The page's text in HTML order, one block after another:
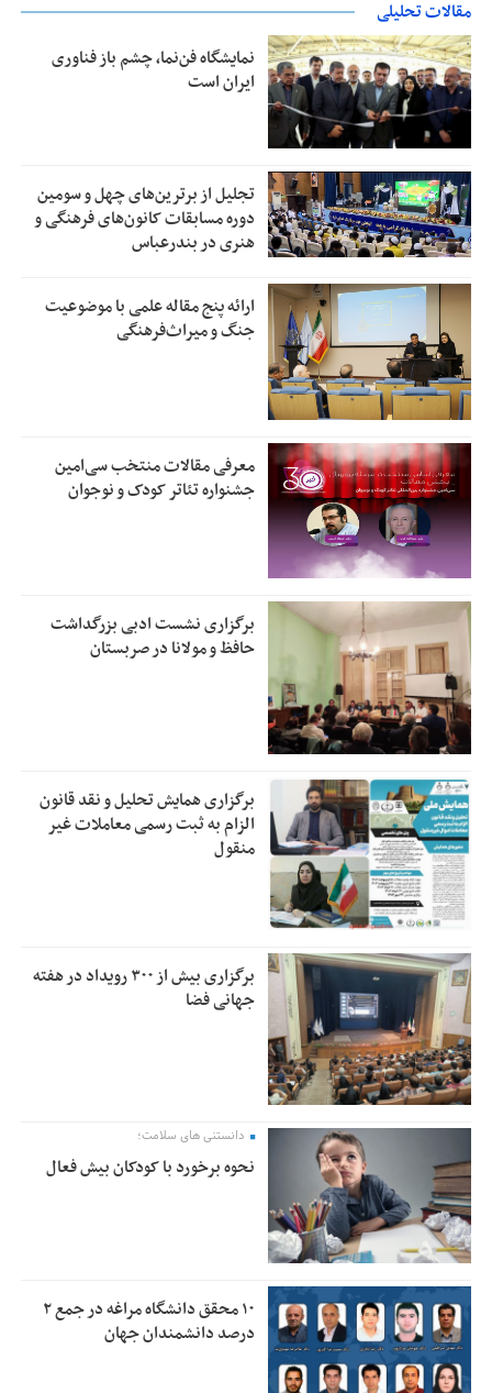
مقالات تحلیلی
نمایشگاه فن‌نما، چشم باز فناوری
ایران است
تجلیل از بر‌ترین‌های چهل و سومین
دوره مسابقات کانون‌های فرهنگی و
هنری در بندرعباس
ارائه پنج مقاله علمی با موضوعیت
جنگ و میراث‌فرهنگی
معرفی مقالات منتخب سی‌امین
جشنواره تئاتر کودک و نوجوان
برگزاری نشست ادبی بزرگداشت
حافظ و مولانا در صربستان
برگزاری همایش تحلیل و نقد قانون
الزام به ثبت رسمی معاملات غیر
منقول
برگزاری بیش از ۳۰۰ رویداد در هفته
جهانی فضا
دانستنی های سلامت؛
نحوه برخورد با کودکان بیش فعال
۱۰ محقق دانشگاه مراغه در جمع ۲
درصد دانشمندان جهان